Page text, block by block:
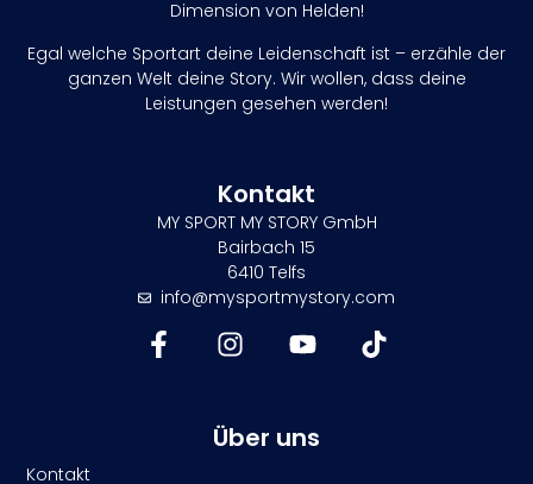
Dimension von Helden!
Egal welche Sportart deine Leidenschaft ist – erzähle der
ganzen Welt deine Story. Wir wollen, dass deine
Leistungen gesehen werden!
Kontakt
MY SPORT MY STORY GmbH
Bairbach 15
6410 Telfs
info@mysportmystory.com
Über uns
Kontakt